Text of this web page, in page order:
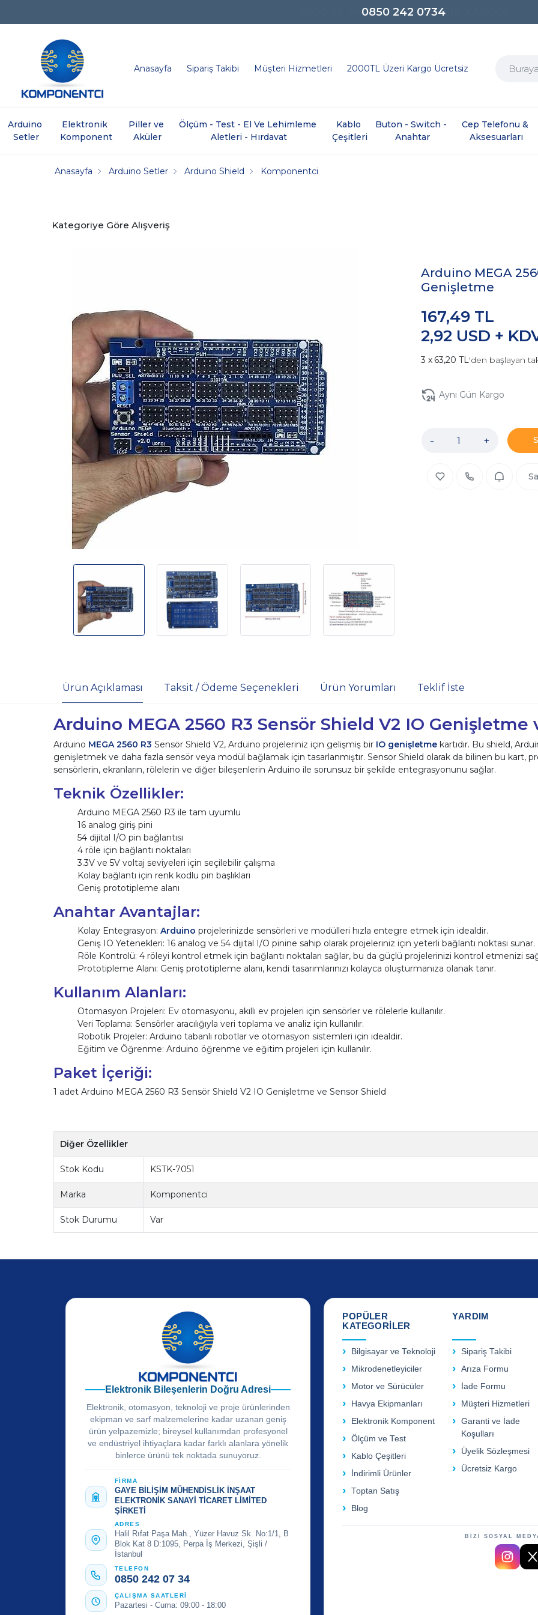
0850 242 0734
Anasayfa Sipariş Takibi Müşteri Hizmetleri 2000TL Üzeri Kargo Ücretsiz
Arduino
Setler
Elektronik
Komponent
Piller ve
Aküler
Ölçüm - Test - El Ve Lehimleme
Aletleri - Hırdavat
Kablo
Çeşitleri
Buton - Switch -
Anahtar
Cep Telefonu &
Aksesuarları
Anasayfa Arduino Setler Arduino Shield Komponentci
Kategoriye Göre Alışveriş
Arduino MEGA
Genişletme
2,92 USD +
167,49 TL
63,20 TL'den başlayan
Aynı Gün Kargo
- +
Ürün Açıklaması Taksit / Ödeme Seçenekleri Ürün Yorumları Teklif İste
Arduino MEGA 2560 R3 Sensör Shield V2 IO Genişletme
Arduino MEGA 2560 R3 Sensör Shield V2, Arduino projeleriniz için gelişmiş bir IO genişletmekartıdır. Bu shield,
genişletmek ve daha fazla sensör veya modül bağlamak için tasarlanmıştır. Sensor Shield olarak da bilinen bu kart,
sensörlerin, ekranların, rölelerin ve diğer bileşenlerin Arduino ile sorunsuz bir şekilde entegrasyonunu sağlar.
Teknik Özellikler:
Arduino MEGA 2560 R3 ile tam uyumlu
16 analog giriş pini
54 dijital I/O pin bağlantısı
4 röle için bağlantı noktaları
3.3V ve 5V voltaj seviyeleri için seçilebilir çalışma
Kolay bağlantı için renk kodlu pin başlıkları
Geniş prototipleme alanı
Anahtar Avantajlar:
Kolay Entegrasyon: Arduino projelerinizde sensörleri ve modülleri hızla entegre etmek için idealdir.
Geniş IO Yetenekleri: 16 analog ve 54 dijital I/O pinine sahip olarak projeleriniz için yeterli bağlantı noktası sunar.
Röle Kontrolü: 4 röleyi kontrol etmek için bağlantı noktaları sağlar, bu da güçlü projelerinizi kontrol etmenizi
Prototipleme Alanı: Geniş prototipleme alanı, kendi tasarımlarınızı kolayca oluşturmanıza olanak tanır.
Kullanım Alanları:
Otomasyon Projeleri: Ev otomasyonu, akıllı ev projeleri için sensörler ve rölelerle kullanılır.
Veri Toplama: Sensörler aracılığıyla veri toplama ve analiz için kullanılır.
Robotik Projeler: Arduino tabanlı robotlar ve otomasyon sistemleri için idealdir.
Eğitim ve Öğrenme: Arduino öğrenme ve eğitim projeleri için kullanılır.
Paket İçeriği:
1 adet Arduino MEGA 2560 R3 Sensör Shield V2 IO Genişletme ve Sensor Shield
Diğer Özellikler
Stok Kodu KSTK-7051
Marka Komponentci
Stok Durumu Var
Elektronik Bileşenlerin Doğru Adresi
Elektronik, otomasyon, teknoloji ve proje ürünlerinden
ekipman ve sarf malzemelerine kadar uzanan geniş
ürün yelpazemizle; bireysel kullanımdan profesyonel
ve endüstriyel ihtiyaçlara kadar farklı alanlara yönelik
binlerce ürünü tek noktada sunuyoruz.
FİRMA
GAYE BİLİŞİM MÜHENDİSLİK İNŞAAT
ELEKTRONİK SANAYİ TİCARET LİMİTED
ŞİRKETİ
ADRES
Halil Rıfat Paşa Mah., Yüzer Havuz Sk. No:1/1, B
Blok Kat 8 D:1095, Perpa İş Merkezi, Şişli /
İstanbul
TELEFON
0850 242 07 34
ÇALIŞMA SAATLERİ
Pazartesi - Cuma: 09:00 - 18:00
POPÜLER
KATEGORİLER
Bilgisayar ve Teknoloji
Mikrodenetleyiciler
Motor ve Sürücüler
Havya Ekipmanları
Elektronik Komponent
Ölçüm ve Test
Kablo Çeşitleri
İndirimli Ürünler
Toptan Satış
Blog
YARDIM
Sipariş Takibi
Arıza Formu
İade Formu
Müşteri Hizmetleri
Garanti ve İade
Koşulları
Üyelik Sözleşmesi
Ücretsiz Kargo
BİZİ SOSYAL